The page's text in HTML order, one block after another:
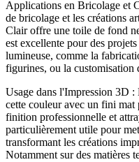
Applications en Bricolage et
de bricolage et les créations
Clair offre une toile de fond
est excellente pour des
lumineuse, comme la
figurines, ou la customisation
Usage dans l'Impression 3D
cette couleur avec un fini mat
finition professionnelle et
particulièrement utile pour
transformant les créations
Notamment sur des matières